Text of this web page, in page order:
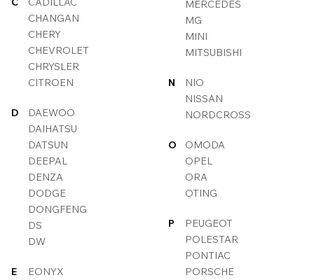
CHANGAN
CHERY
CHEVROLET
CHRYSLER
CITROEN
D
DAEWOO
DAIHATSU
DATSUN
DEEPAL
DENZA
DODGE
DONGFENG
DS
DW
E
EONYX
MERCEDES
MG
MINI
MITSUBISHI
N
NIO
NISSAN
NORDCROSS
O
OMODA
OPEL
ORA
OTING
P
PEUGEOT
POLESTAR
PONTIAC
PORSCHE